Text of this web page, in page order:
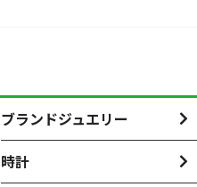
ブランドジュエリー
時計